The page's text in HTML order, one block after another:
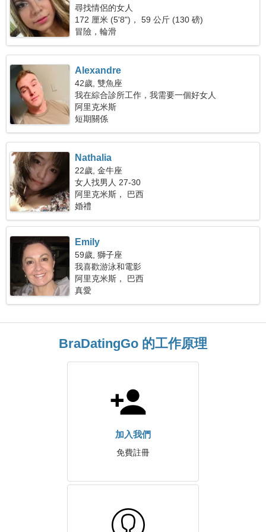
尋找情侶的女人
172 厘米 (5'8")， 59 公斤 (130 磅)
冒險，輪滑
Alexandre
42歲, 雙魚座
我在綜合診所工作，我需要一個好女人
阿里克米斯
短期關係
Nathalia
22歲, 金牛座
女人找男人 27-30
阿里克米斯， 巴西
婚禮
Emily
59歲, 獅子座
我喜歡游泳和電影
阿里克米斯， 巴西
真愛
BraDatingGo 的工作原理
加入我們
免費註冊